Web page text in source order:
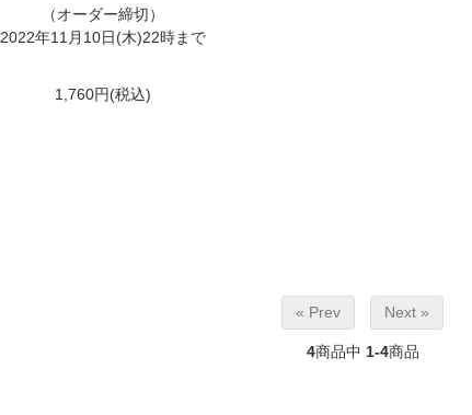
（オーダー締切）
2022年11月10日(木)22時まで
1,760円(税込)
« Prev Next »
4商品中 1-4商品